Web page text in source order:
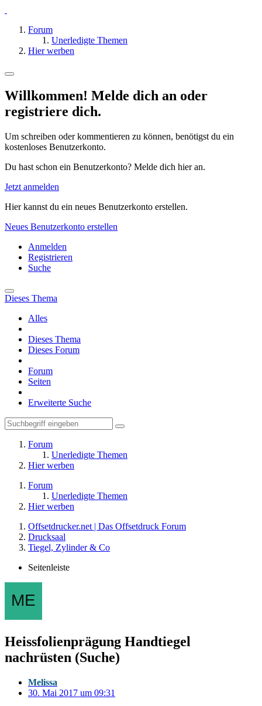
Forum
Unerledigte Themen
Hier werben
Willkommen! Melde dich an oder
registriere dich.
Um schreiben oder kommentieren zu können, benötigst du ein
kostenloses Benutzerkonto.
Du hast schon ein Benutzerkonto? Melde dich hier an.
Jetzt anmelden
Hier kannst du ein neues Benutzerkonto erstellen.
Neues Benutzerkonto erstellen
Anmelden
Registrieren
Suche
Dieses Thema
Alles
Dieses Thema
Dieses Forum
Forum
Seiten
Erweiterte Suche
Forum
Unerledigte Themen
Hier werben
Forum
Unerledigte Themen
Hier werben
Offsetdrucker.net | Das Offsetdruck Forum
Drucksaal
Tiegel, Zylinder & Co
Seitenleiste
Heissfolienprägung Handtiegel
nachrüsten (Suche)
Melissa
30. Mai 2017 um 09:31